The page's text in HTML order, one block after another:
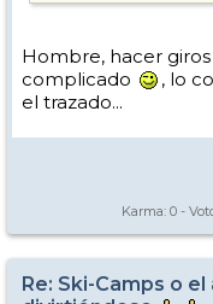
puede, pero no vas a
también forma parte de
GS y comprobar como
Mas divertido es incluso
los harás, y disfrutarás
resulta que la tenía: es el
Mas adelante te dará
patín sobre nieve polvo
tiempo sin probar esto",
"es el indio...", o la india en
Hombre, hacer
complicado
, lo
el trazado...
Karma: 0 -
Re: Ski-Camps o